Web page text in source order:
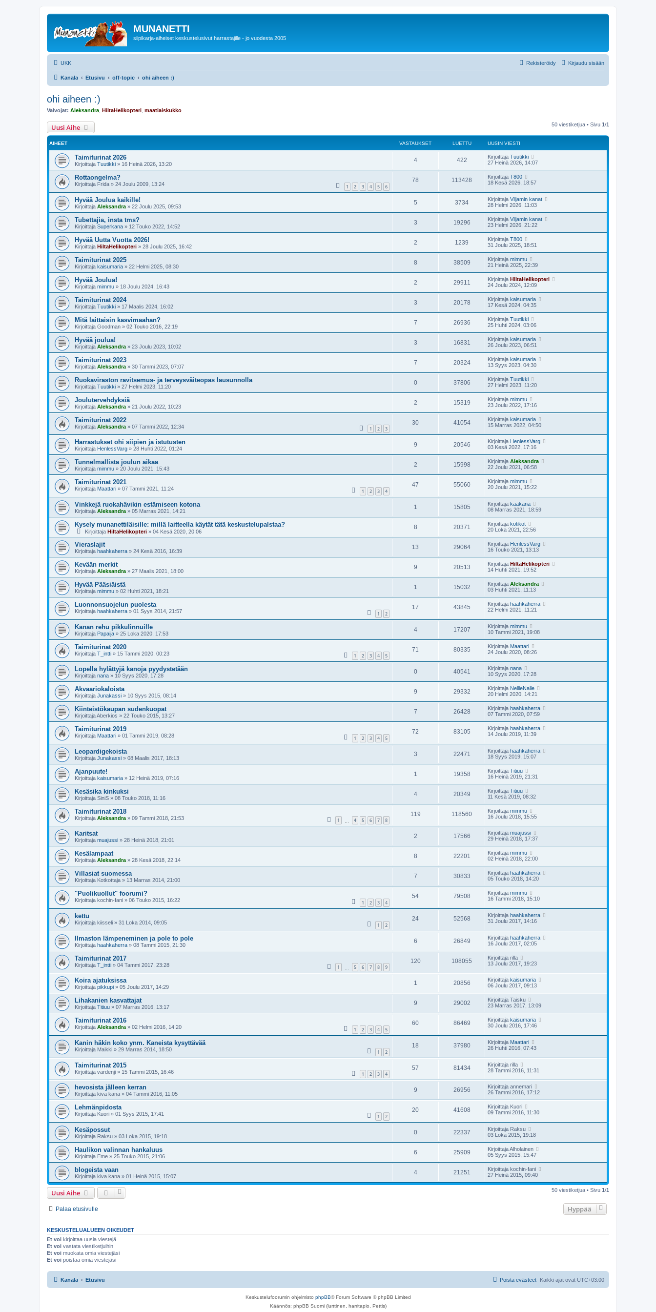
MUNANETTI
siipikarja-aiheiset keskustelusivut harrastajille - jo vuodesta 2005
UKK Kirjaudu sisään
Rekisteröidy
Kanala Etusivu off-topic ohi aiheen :)
ohi aiheen :)
Valvojat: Aleksandra HiltaHelikopteri maatiaiskukko
Uusi Aihe 50 viestiketjua • Sivu 1/1
AIHEET VASTAUKSET LUETTU UUSIN VIESTI
Taimiturinat 2026
Kirjoittaja Tuutikki » 16 Heinä 2026, 13:20
4 422 Kirjoittaja Tuutikki
27 Heinä 2026, 14:07
Rottaongelma?
Kirjoittaja Frida » 24 Joulu 2009, 13:24 1 2 3 4 5 6
78 113428 Kirjoittaja T800
18 Kesä 2026, 18:57
Hyvää Joulua kaikille!
Kirjoittaja Aleksandra » 22 Joulu 2025, 09:53
5 3734 Kirjoittaja Viljamin kanat
28 Helmi 2026, 11:03
Tubettajia, insta tms?
Kirjoittaja Superkana » 12 Touko 2022, 14:52
3 19296 Kirjoittaja Viljamin kanat
23 Helmi 2026, 21:22
Hyvää Uutta Vuotta 2026!
Kirjoittaja HiltaHelikopteri » 28 Joulu 2025, 16:42
2 1239 Kirjoittaja T800
31 Joulu 2025, 18:51
Taimiturinat 2025
Kirjoittaja kaisumaria » 22 Helmi 2025, 08:30
8 38509 Kirjoittaja mimmu
21 Heinä 2025, 22:39
Hyvää Joulua!
Kirjoittaja mimmu » 18 Joulu 2024, 16:43
2 29911 Kirjoittaja HiltaHelikopteri
24 Joulu 2024, 12:09
Taimiturinat 2024
Kirjoittaja Tuutikki » 17 Maalis 2024, 16:02
3 20178 Kirjoittaja kaisumaria
17 Kesä 2024, 04:35
Mitä laittaisin kasvimaahan?
Kirjoittaja Goodman » 02 Touko 2016, 22:19
7 26936 Kirjoittaja Tuutikki
25 Huhti 2024, 03:06
Hyvää joulua!
Kirjoittaja Aleksandra » 23 Joulu 2023, 10:02
3 16831 Kirjoittaja kaisumaria
26 Joulu 2023, 06:51
Taimiturinat 2023
Kirjoittaja Aleksandra » 30 Tammi 2023, 07:07
7 20324 Kirjoittaja kaisumaria
13 Syys 2023, 04:30
Ruokaviraston ravitsemus- ja terveysväiteopas lausunnolla
Kirjoittaja Tuutikki » 27 Helmi 2023, 11:20
0 37806 Kirjoittaja Tuutikki
27 Helmi 2023, 11:20
Joulutervehdyksiä
Kirjoittaja Aleksandra » 21 Joulu 2022, 10:23
2 15319 Kirjoittaja mimmu
23 Joulu 2022, 17:16
Taimiturinat 2022
Kirjoittaja Aleksandra » 07 Tammi 2022, 12:34 1 2 3
30 41054 Kirjoittaja kaisumaria
15 Marras 2022, 04:50
Harrastukset ohi siipien ja istutusten
Kirjoittaja HenlessVarg » 28 Huhti 2022, 01:24
9 20546 Kirjoittaja HenlessVarg
03 Kesä 2022, 17:16
Tunnelmallista joulun aikaa
Kirjoittaja mimmu » 20 Joulu 2021, 15:43
2 15998 Kirjoittaja Aleksandra
22 Joulu 2021, 06:58
Taimiturinat 2021
Kirjoittaja Maattari » 07 Tammi 2021, 11:24 1 2 3 4
47 55060 Kirjoittaja mimmu
20 Joulu 2021, 15:22
Vinkkejä ruokahävikin estämiseen kotona
Kirjoittaja Aleksandra » 05 Marras 2021, 14:21
1 15805 Kirjoittaja kaakana
08 Marras 2021, 18:59
Kysely munanettiläisille: millä laitteella käytät tätä keskustelupalstaa?
Kirjoittaja HiltaHelikopteri » 04 Kesä 2020, 20:06
8 20371 Kirjoittaja kotikot
20 Loka 2021, 22:56
Vieraslajit
Kirjoittaja haahkaherra » 24 Kesä 2016, 16:39
13 29064 Kirjoittaja HenlessVarg
16 Touko 2021, 13:13
Kevään merkit
Kirjoittaja Aleksandra » 27 Maalis 2021, 18:00
9 20513 Kirjoittaja HiltaHelikopteri
14 Huhti 2021, 19:52
Hyvää Pääsiäistä
Kirjoittaja mimmu » 02 Huhti 2021, 18:21
1 15032 Kirjoittaja Aleksandra
03 Huhti 2021, 11:13
Luonnonsuojelun puolesta
Kirjoittaja haahkaherra » 01 Syys 2014, 21:57 1 2
17 43845 Kirjoittaja haahkaherra
22 Helmi 2021, 11:21
Kanan rehu pikkulinnuille
Kirjoittaja Papaija » 25 Loka 2020, 17:53
4 17207 Kirjoittaja mimmu
10 Tammi 2021, 19:08
Taimiturinat 2020
Kirjoittaja T_intti » 15 Tammi 2020, 00:23 1 2 3 4 5
71 80335 Kirjoittaja Maattari
24 Joulu 2020, 08:26
Lopella hylättyjä kanoja pyydystetään
Kirjoittaja nana » 10 Syys 2020, 17:28
0 40541 Kirjoittaja nana
10 Syys 2020, 17:28
Akvaariokaloista
Kirjoittaja Junakassi » 10 Syys 2015, 08:14
9 29332 Kirjoittaja NellieNalle
20 Helmi 2020, 14:21
Kiinteistökaupan sudenkuopat
KirjoittajaAberkios » 22 Touko 2015, 13:27
7 26428 Kirjoittaja haahkaherra
07 Tammi 2020, 07:59
Taimiturinat 2019
Kirjoittaja Maattari » 01 Tammi 2019, 08:28 1 2 3 4 5
72 83105 Kirjoittaja haahkaherra
14 Joulu 2019, 11:39
Leopardigekoista
Kirjoittaja Junakassi » 08 Maalis 2017, 18:13
3 22471 Kirjoittaja haahkaherra
18 Syys 2019, 15:07
Ajanpuute!
Kirjoittaja kaisumaria » 12 Heinä 2019, 07:16
1 19358 Kirjoittaja Titiuu
16 Heinä 2019, 21:31
Kesäsika kinkuksi
Kirjoittaja SiniS » 08 Touko 2018, 11:16
4 20349 Kirjoittaja Titiuu
11 Kesä 2019, 08:32
Taimiturinat 2018
Kirjoittaja Aleksandra » 09 Tammi 2018, 21:53 1 4 5 6 7 8
119 118560 Kirjoittaja mimmu
16 Joulu 2018, 15:55
Karitsat
Kirjoittaja muajussi » 28 Heinä 2018, 21:01
2 17566 Kirjoittaja muajussi
29 Heinä 2018, 17:37
Kesälampaat
Kirjoittaja Aleksandra» 28 Kesä 2018, 22:14
8 22201 Kirjoittaja mimmu
02 Heinä 2018, 22:00
Villasiat suomessa
Kirjoittaja Kotkottaja » 13 Marras 2014, 21:00
7 30833 Kirjoittaja haahkaherra
05 Touko 2018, 14:20
"Puolikuollut" foorumi?
Kirjoittaja kochin-fani » 06 Touko 2015, 16:22 1 2 3 4
54 79508 Kirjoittaja mimmu
16 Tammi 2018, 15:10
kettu
Kirjoittaja kiisseli » 31 Loka 2014, 09:05 1 2
24 52568 Kirjoittaja haahkaherra
31 Joulu 2017, 14:16
Ilmaston lämpeneminen ja pole to pole
Kirjoittaja haahkaherra » 08 Tammi 2015, 21:30
6 26849 Kirjoittaja haahkaherra
16 Joulu 2017, 02:05
Taimiturinat 2017
Kirjoittaja T_intti » 04 Tammi 2017, 23:28 1 5 6 7 8 9
120 108055 Kirjoittaja rilla
13 Joulu 2017, 19:23
Koira ajatuksissa
Kirjoittaja pikkupi » 05 Joulu 2017, 14:29
1 20856 Kirjoittaja kaisumaria
06 Joulu 2017, 09:13
Lihakanien kasvattajat
Kirjoittaja Titiuu » 07 Marras 2016, 13:17
9 29002 Kirjoittaja Taisku
23 Marras 2017, 13:09
Taimiturinat 2016
Kirjoittaja Aleksandra» 02 Helmi 2016, 14:20 1 2 3 4 5
60 86469 Kirjoittaja kaisumaria
30 Joulu 2016, 17:46
Kanin häkin koko ynm. Kaneista kysyttävää
Kirjoittaja Maikki » 29 Marras 2014, 18:50 1 2
18 37980 Kirjoittaja Maattari
26 Huhti 2016, 07:43
Taimiturinat 2015
Kirjoittaja vardenji » 15 Tammi 2015, 16:46 1 2 3 4
57 81434 Kirjoittaja rilla
28 Tammi 2016, 11:31
hevosista jälleen kerran
Kirjoittaja kiva kana » 04 Tammi 2016, 11:05
9 26956 Kirjoittaja annemari
26 Tammi 2016, 17:12
Lehmänpidosta
Kirjoittaja Kuori » 01 Syys 2015, 17:41 1 2
20 41608 Kirjoittaja Kuori
09 Tammi 2016, 11:30
Kesäpossut
Kirjoittaja Raksu » 03 Loka 2015, 19:18
0 22337 Kirjoittaja Raksu
03 Loka 2015, 19:18
Haulikon valinnan hankaluus
Kirjoittaja Eme » 25 Touko 2015, 21:06
6 25909 KirjoittajaAlholainen
05 Syys 2015, 15:47
blogeista vaan
Kirjoittaja kiva kana » 01 Heinä 2015, 15:07
4 21251 Kirjoittaja kochin-fani
27 Heinä 2015, 09:40
Uusi Aihe 50 viestiketjua • Sivu 1/1
Palaa etusivulle Hyppää
KESKUSTELUALUEEN OIKEUDET
Et voi kirjoittaa uusia viestejä
Et voi vastata viestiketjuihin
Et voi muokata omia viestejäsi
Et voi poistaa omia viestejäsi
Kanala Etusivu Kaikki ajat ovat UTC+03:00
Poista evästeet
Keskustelufoorumin ohjelmisto phpBB® Forum Software © phpBB Limited
Käännös: phpBB Suomi (lurttinen, harritapio, Pettis)